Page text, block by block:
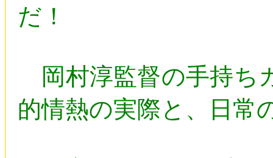
だ！
岡村淳監督の手持ち
的情熱の実際と、日常